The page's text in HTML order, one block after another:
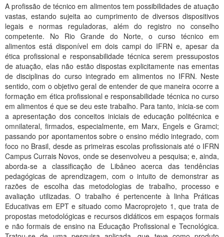
Ministério do Desenvolvimento Regional
Controladoria-Geral da União
Ministério da Mulher, da Família e dos Direitos Humanos
Secretaria-Geral
Secretaria de Governo
Gabinete de Segurança Institucional
Advocacia-Geral da União
Banco Central do Brasil
Planalto
A profissão de técnico em alimentos tem possibilidades de atuação
vastas, estando sujeita ao cumprimento de diversos dispositivos
legais e normas reguladoras, além do registro no conselho
competente. No Rio Grande do Norte, o curso técnico em
alimentos está disponível em dois campi do IFRN e, apesar da
ética profissional e responsabilidade técnica serem pressupostos
de atuação, elas não estão dispostas explicitamente nas ementas
de disciplinas do curso integrado em alimentos no IFRN. Neste
sentido, com o objetivo geral de entender de que maneira ocorre a
formação em ética profissional e responsabilidade técnica no curso
em alimentos é que se deu este trabalho. Para tanto, inicia-se com
a apresentação dos conceitos iniciais de educação politécnica e
omnilateral, firmados, especialmente, em Marx, Engels e Gramci;
passando por apontamentos sobre o ensino médio integrado, com
foco no Brasil, desde as primeiras escolas profissionais até o IFRN
Campus Currais Novos, onde se desenvolveu a pesquisa; e, ainda,
aborda-se a classificação de Libâneo acerca das tendências
pedagógicas de aprendizagem, com o intuito de demonstrar as
razões de escolha das metodologias de trabalho, processo e
avaliação utilizadas. O trabalho é pertencente à linha Práticas
Educativas em EPT e situado como Macroprojeto 1, que trata de
propostas metodológicas e recursos didáticos em espaços formais
e não formais de ensino na Educação Profissional e Tecnológica.